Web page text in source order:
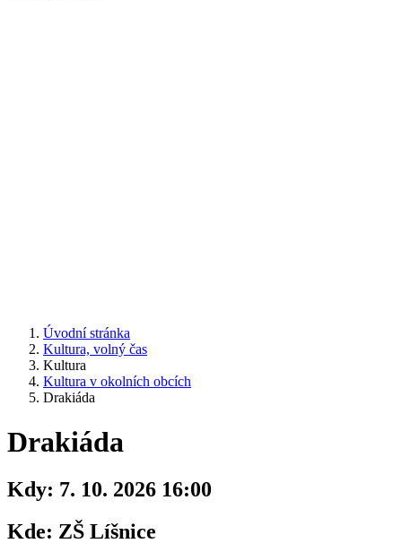
Úvodní stránka
Kultura, volný čas
Kultura
Kultura v okolních obcích
Drakiáda
Drakiáda
Kdy: 7. 10. 2026 16:00
Kde: ZŠ Líšnice